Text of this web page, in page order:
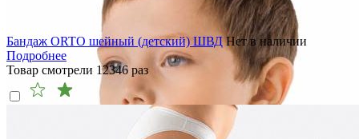
Бандаж ORTO шейный (детский) ШВД Нет в наличии
Подробнее
Товар смотрели 12346 раз